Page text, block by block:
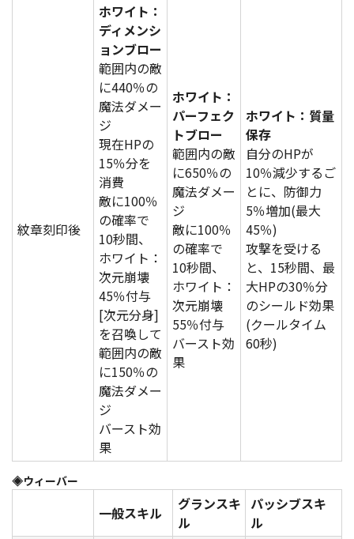
紋章刻印後
ホワイト：
ディメンシ
ョンブロー
範囲内の敵
に440％の
魔法ダメー
ジ
現在HPの
15％分を
消費
敵に100％
の確率で
10秒間、
ホワイト：
次元崩壊
45％付与
[次元分身]
を召喚して
範囲内の敵
に150％の
魔法ダメー
ジ
バースト効
果
ホワイト：
パーフェク
トブロー
範囲内の敵
に650％の
魔法ダメー
ジ
敵に100％
の確率で
10秒間、
ホワイト：
次元崩壊
55％付与
バースト効
果
ホワイト：質量
保存
自分のHPが
10％減少するご
とに、防御力
5％増加(最大
45％)
攻撃を受ける
と、15秒間、最
大HPの30％分
のシールド効果
(クールタイム
60秒)
◈ウィーバー
一般スキル
グランスキ
ル
パッシブスキ
ル